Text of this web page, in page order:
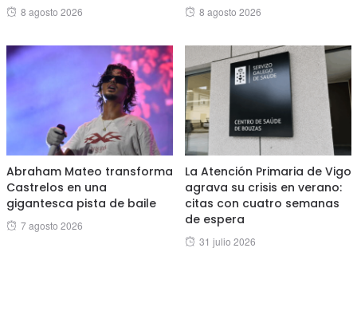
Posted
8 agosto 2026
Posted
8 agosto 2026
Abraham Mateo transforma
Castrelos en una
gigantesca pista de baile
Posted
7 agosto 2026
La Atención Primaria de Vigo
agrava su crisis en verano:
citas con cuatro semanas
de espera
Posted
31 julio 2026